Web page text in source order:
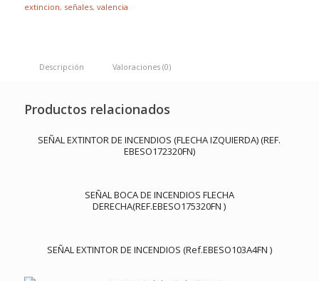
extincion, señales, valencia
Descripción Valoraciones (0)
Productos relacionados
SEÑAL EXTINTOR DE INCENDIOS (FLECHA IZQUIERDA) (REF.
EBESO172320FN)
SEÑAL BOCA DE INCENDIOS FLECHA
DERECHA(REF.EBESO175320FN )
SEÑAL EXTINTOR DE INCENDIOS (Ref.EBESO103A4FN )